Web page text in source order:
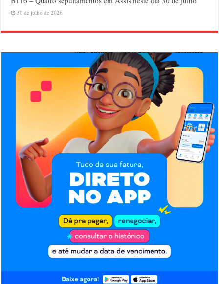
30 de julho de 2026